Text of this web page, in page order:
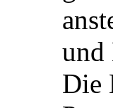
und
Die